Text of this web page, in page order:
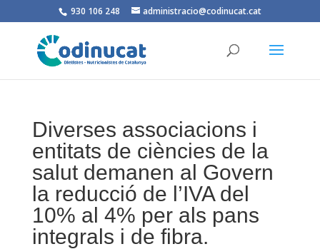
930 106 248 administracio@codinucat.cat
Diverses associacions i
entitats de ciències de la
salut demanen al Govern
la reducció de l’IVA del
10% al 4% per als pans
integrals i de fibra.